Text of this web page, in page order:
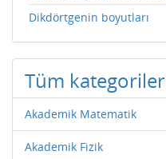
Dikdörtgenin boyutları
Tüm kategoriler
Akademik Matematik
Akademik Fizik